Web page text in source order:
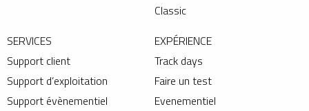
Classic
SERVICES
Support client
Support d’exploitation
Support évènementiel
EXPÉRIENCE
Track days
Faire un test
Evenementiel